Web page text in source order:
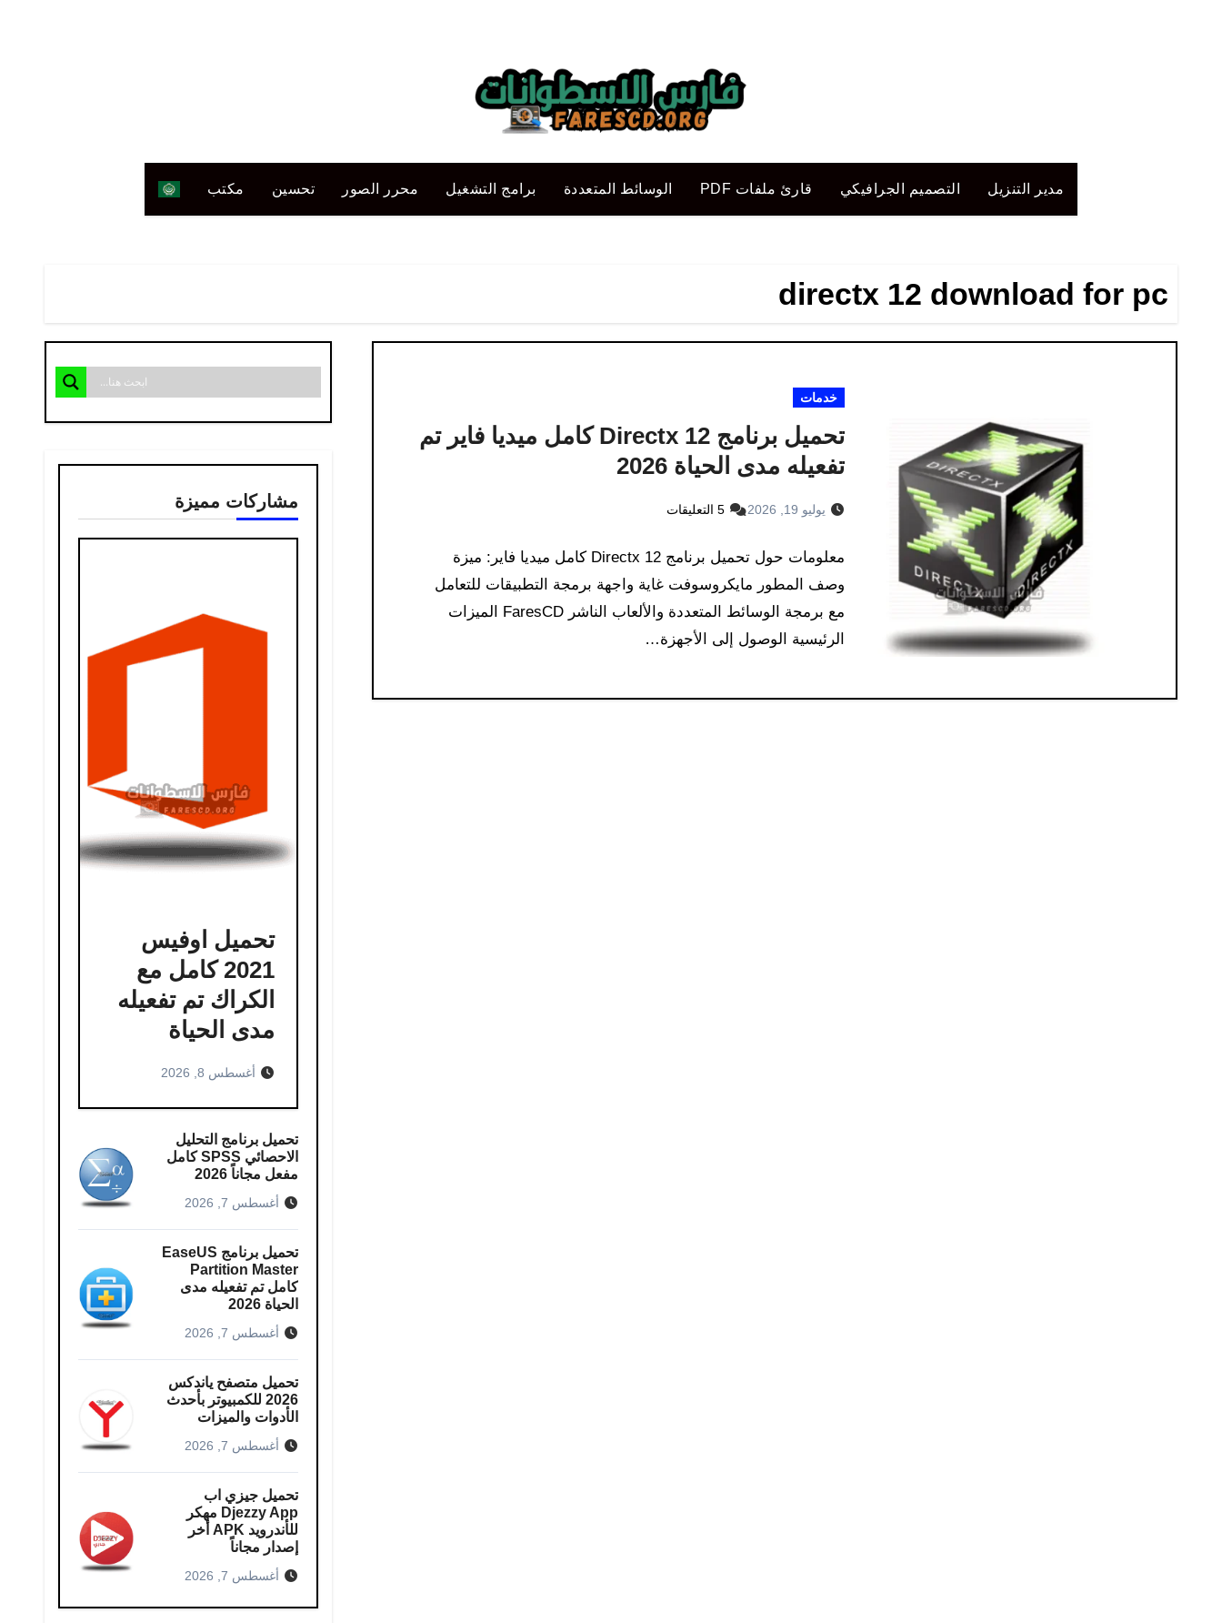
مدير التنزيل التصميم الجرافيكي قارئ ملفات PDF الوسائط المتعددة برامج التشغيل محرر الصور تحسين مكتب
directx 12 download for pc
خدمات
تحميل برنامج Directx 12 كامل ميديا فاير تم
تفعيله مدى الحياة 2026
يوليو 19, 2026 5 التعليقات
معلومات حول تحميل برنامج Directx 12 كامل ميديا فاير: ميزة
وصف المطور مايكروسوفت غاية واجهة برمجة التطبيقات للتعامل
مع برمجة الوسائط المتعددة والألعاب الناشر FaresCD الميزات
الرئيسية الوصول إلى الأجهزة…
مشاركات مميزة
تحميل اوفيس
2021 كامل مع
الكراك تم تفعيله
مدى الحياة
أغسطس 8, 2026
تحميل برنامج التحليل
الاحصائي SPSS كامل
مفعل مجاناً 2026
أغسطس 7, 2026
تحميل برنامج EaseUS
Partition Master
كامل​ تم تفعيله مدى
الحياة 2026
أغسطس 7, 2026
تحميل متصفح ياندكس
2026 للكمبيوتر بأحدث
الأدوات والميزات
أغسطس 7, 2026
تحميل جيزي اب
Djezzy App مهكر
للأندرويد APK أخر
إصدار مجاناً
أغسطس 7, 2026